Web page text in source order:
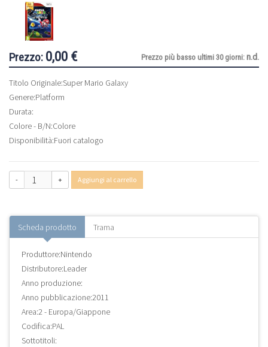
Prezzo: 0,00 € Prezzo più basso ultimi 30 giorni: n.d.
Titolo Originale:Super Mario Galaxy
Genere:Platform
Durata:
Colore - B/N:Colore
Disponibilità:Fuori catalogo
- + Aggiungi al carrello
Scheda prodotto Trama
Produttore:Nintendo
Distributore:Leader
Anno produzione:
Anno pubblicazione:2011
Area:2 - Europa/Giappone
Codifica:PAL
Sottotitoli: